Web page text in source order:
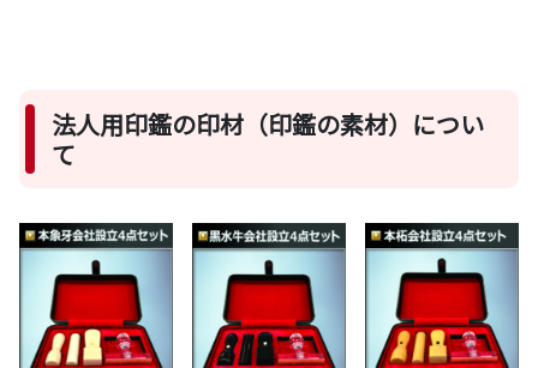
法人用印鑑の印材（印鑑の素材）につい
て